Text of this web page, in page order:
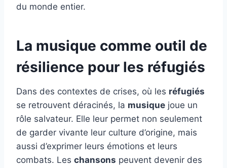
du monde entier.
La musique comme outil de
résilience pour les réfugiés
Dans des contextes de crises, où les réfugiés
se retrouvent déracinés, la musique joue un
rôle salvateur. Elle leur permet non seulement
de garder vivante leur culture d’origine, mais
aussi d’exprimer leurs émotions et leurs
combats. Les chansons peuvent devenir des